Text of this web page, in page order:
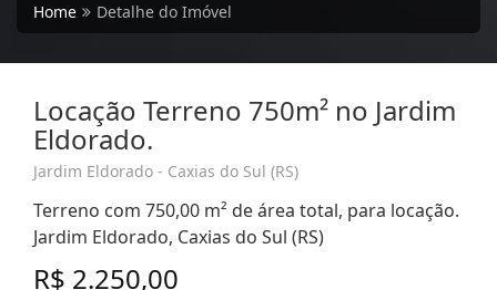
Home Detalhe do Imóvel
Locação Terreno 750m² no Jardim
Eldorado.
Jardim Eldorado - Caxias do Sul (RS)
Terreno com 750,00 m² de área total, para locação.
Jardim Eldorado, Caxias do Sul (RS)
R$ 2.250,00